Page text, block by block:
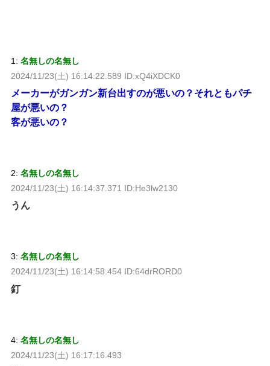
1: 名無しの名無し
2024/11/23(土) 16:14:22.589 ID:xQ4iXDCK0
メーカーがガンガン新台出すのが悪いの？それともパチ
屋が悪いの？
客が悪いの？
2: 名無しの名無し
2024/11/23(土) 16:14:37.371 ID:He3lw2130
うん
3: 名無しの名無し
2024/11/23(土) 16:14:58.454 ID:64drRORD0
釘
4: 名無しの名無し
2024/11/23(土) 16:17:16.493